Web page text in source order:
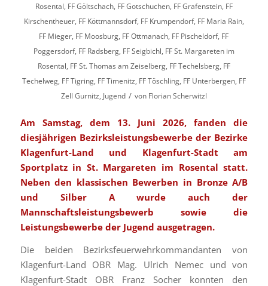
Rosental, FF Göltschach, FF Gotschuchen, FF Grafenstein, FF
Kirschentheuer, FF Köttmannsdorf, FF Krumpendorf, FF Maria Rain,
FF Mieger, FF Moosburg, FF Ottmanach, FF Pischeldorf, FF
Poggersdorf, FF Radsberg, FF Seigbichl, FF St. Margareten im
Rosental, FF St. Thomas am Zeiselberg, FF Techelsberg, FF
Techelweg, FF Tigring, FF Timenitz, FF Töschling, FF Unterbergen, FF
Zell Gurnitz, Jugend / von Florian Scherwitzl
Am Samstag, dem 13. Juni 2026, fanden die
diesjährigen Bezirksleistungsbewerbe der Bezirke
Klagenfurt-Land und Klagenfurt-Stadt am
Sportplatz in St. Margareten im Rosental statt.
Neben den klassischen Bewerben in Bronze A/B
und Silber A wurde auch der
Mannschaftsleistungsbewerb sowie die
Leistungsbewerbe der Jugend ausgetragen.
Die beiden Bezirksfeuerwehrkommandanten von
Klagenfurt-Land OBR Mag. Ulrich Nemec und von
Klagenfurt-Stadt OBR Franz Socher konnten den